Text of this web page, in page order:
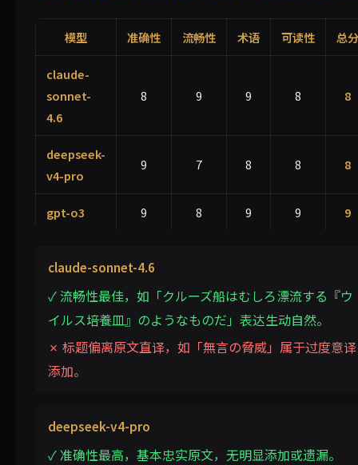
模型 准确性 流畅性 术语 可读性 总分
claude-
sonnet-
4.6
8 9 9 8 8
deepseek-
v4-pro
9 7 8 8 8
gpt-o3 9 8 9 9 9
claude-sonnet-4.6
✓ 流畅性最佳，如「クルーズ船はむしろ漂流する『ウ
イルス培養皿』のようなものだ」表达生动自然。
✗ 标题偏离原文直译，如「無言の脅威」属于过度意译
添加。
deepseek-v4-pro
✓ 准确性最高，基本忠实原文，无明显添加或遗漏。